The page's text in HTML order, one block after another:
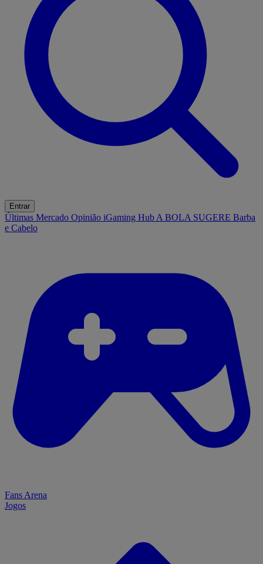
Entrar
Últimas Mercado Opinião iGaming Hub A BOLA SUGERE Barba
e Cabelo
Fans Arena
Jogos